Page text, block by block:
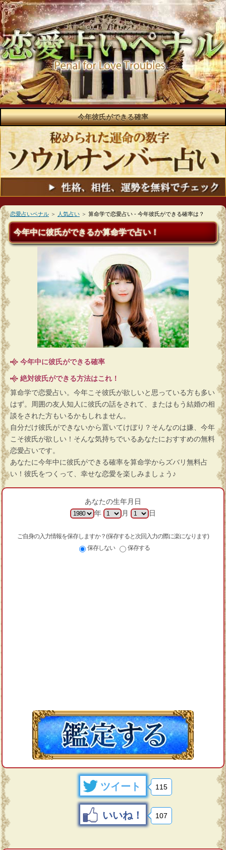
今年彼氏ができる確率
恋愛占いペナル ＞ 人気占い ＞ 算命学で恋愛占い ‐ 今年彼氏ができる確率は？
今年中に彼氏ができるか算命学で占い！
今年中に彼氏ができる確率
絶対彼氏ができる方法はこれ！
算命学で恋愛占い。今年こそ彼氏が欲しいと思っている方も多い
はず。周囲の友人知人に彼氏の話をされて、またはもう結婚の相
談をされた方もいるかもしれません。
自分だけ彼氏ができないから置いてけぼり？そんなのは嫌、今年
こそ彼氏が欲しい！そんな気持ちでいるあなたにおすすめの無料
恋愛占いです。
あなたに今年中に彼氏ができる確率を算命学からズバリ無料占
い！彼氏をつくって、幸せな恋愛を楽しみましょう♪
あなたの生年月日
年
月 日
ご自身の入力情報を保存しますか？(保存すると次回入力の際に楽になります)
保存しない
保存する
ツイート 115
いいね！ 107